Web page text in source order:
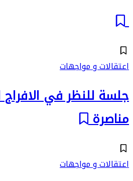
اعتقالات و مواجهات
جلسة للنظر في الافراج
مناصرة
اعتقالات و مواجهات